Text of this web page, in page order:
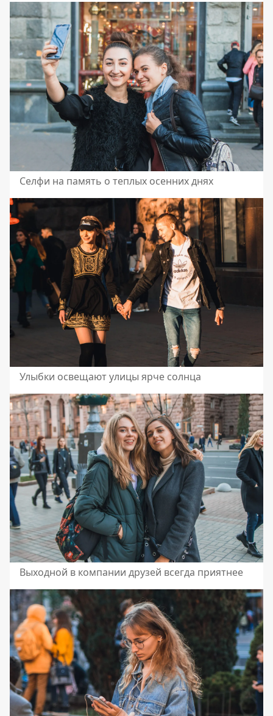
Селфи на память о теплых осенних днях
Улыбки освещают улицы ярче солнца
Выходной в компании друзей всегда приятнее